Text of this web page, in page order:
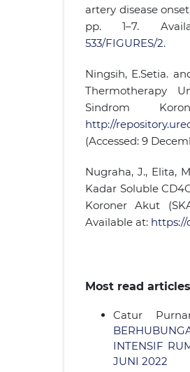
artery disease
pp. 1–7.
533/FIGURES/2.
Ningsih, E.Setia.
Thermotherapy
Sindrom
http://
(Accessed: 9
Nugraha, J., Elita,
Kadar Soluble
Koroner Akut
Available at: https://
Most read
Catur
INTENSIF
JUNI 2022